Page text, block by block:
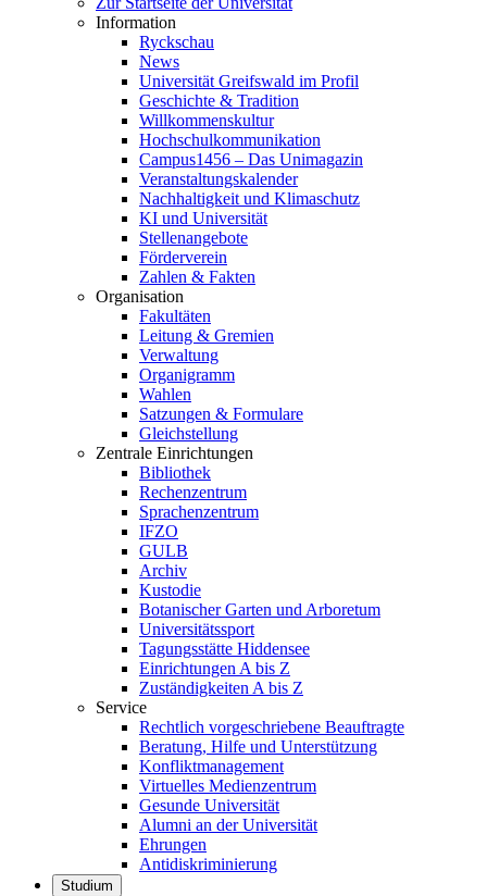
Information
Ryckschau
News
Universität Greifswald im Profil
Geschichte & Tradition
Willkommenskultur
Hochschulkommunikation
Campus1456 – Das Unimagazin
Veranstaltungskalender
Nachhaltigkeit und Klimaschutz
KI und Universität
Stellenangebote
Förderverein
Zahlen & Fakten
Organisation
Fakultäten
Leitung & Gremien
Verwaltung
Organigramm
Wahlen
Satzungen & Formulare
Gleichstellung
Zentrale Einrichtungen
Bibliothek
Rechenzentrum
Sprachenzentrum
IFZO
GULB
Archiv
Kustodie
Botanischer Garten und Arboretum
Universitätssport
Tagungsstätte Hiddensee
Einrichtungen A bis Z
Zuständigkeiten A bis Z
Service
Rechtlich vorgeschriebene Beauftragte
Beratung, Hilfe und Unterstützung
Konfliktmanagement
Virtuelles Medienzentrum
Gesunde Universität
Alumni an der Universität
Ehrungen
Antidiskriminierung
Studium